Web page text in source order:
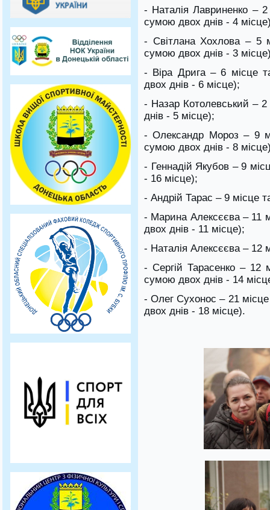
- Наталія Лавриненко –
сумою двох днів - 4
- Світлана Хохлова – 5
сумою двох днів - 3
- Віра Дрига – 6 місце
двох днів - 6 місце);
- Назар Котолевський – 2
днів - 5 місце);
- Олександр Мороз – 9
сумою двох днів - 8
- Геннадій Якубов – 9
- 16 місце);
- Андрій Тарас – 9 місце
- Марина Алексєєва – 11
двох днів - 11 місце);
- Наталія Алексєєва – 12
- Сергій Тарасенко – 12
сумою двох днів - 14
- Олег Сухонос – 21
двох днів - 18 місце).